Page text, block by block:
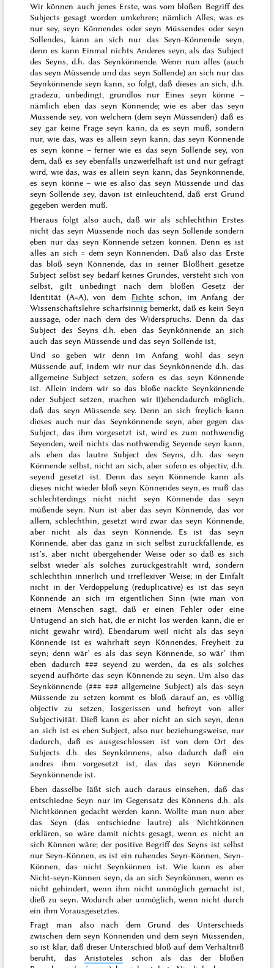
Wir können auch jenes Erste, was vom bloßen Begriff des
Subjects gesagt worden umkehren; nämlich Alles, was es
nur sey, seyn Könnendes oder seyn Müssendes oder seyn
Sollendes, kann an sich nur das Seyn-Könnende seyn,
denn es kann Einmal nichts Anderes seyn, als das Subject
des Seyns, d.h. das Seynkönnende. Wenn nun alles (auch
das seyn Müssende und das seyn Sollende) an sich nur das
Seynkönnende seyn kann, so folgt, daß dieses an sich, d.h.
gradezu, unbedingt, grundlos nur Eines seyn könne –
nämlich eben das seyn Könnende; wie es aber das seyn
Müssende sey, von welchem (dem seyn Müssenden) daß es
sey gar keine Frage seyn kann, da es seyn muß, sondern
nur, wie das, was es allein seyn kann, das seyn Könnende
es seyn könne – ferner wie es das seyn Sollende sey, von
dem, daß es sey ebenfalls unzweifelhaft ist und nur gefragt
wird, wie das, was es allein seyn kann, das Seynkönnende,
es seyn könne – wie es also das seyn Müssende und das
seyn Sollende sey, davon ist einleuchtend, daß erst Grund
gegeben werden muß.
Hieraus folgt also auch, daß wir als schlechthin Erstes
nicht das seyn Müssende noch das seyn Sollende sondern
eben nur das seyn Könnendesetzen können. Denn es ist
alles an sich = dem seyn Könnenden. Daß also das Erste
das bloß seyn Könnende, das in seiner Bloßheit gesetze
Subject selbst sey bedarf keines Grundes, versteht sich von
selbst, gilt unbedingt nach dem bloßen Gesetz der
Identität (A=A), von dem Fichteschon, im Anfang der
Wissenschaftslehre scharfsinnig bemerkt, daßes kein Seyn
aussage, oder nach dem des Widerspruchs. Denn da das
Subject des Seyns d.h. eben das Seynkönnendean sich
auch das seyn Müssende und das seyn Sollende ist,
Und so geben wir denn im Anfang wohl das seyn
Müssende auf, indem wir nur das Seynkönnende d.h. das
allgemeine Subject setzen, sofern es das seyn Könnende
ist. Allein indem wir so das bloße nackte Seynkönnende
oder Subject setzen, machen wir II)ebendadurch möglich,
daß das seyn Müssende sey. Denn an sich freylich kann
dieses auch nur das Seynkönnende seyn, aber gegen das
Subject, das ihm vorgesetzt ist, wird es zum nothwendig
Seyenden, weil nichts das nothwendig Seyende seyn kann,
als eben das lautre Subject des Seyns, d.h. das seyn
Könnende selbst, nicht an sich, aber sofern es objectiv, d.h.
seyend gesetzt ist. Denn das seyn Könnende kann als
dieses nicht wieder bloß seyn Könnendes seyn, es muß das
schlechterdings nicht nicht seyn Könnende das seyn
müßende seyn. Nun ist aber das seyn Könnende, das vor
allem, schlechthin, gesetzt wird zwar das seyn Könnende,
aber nicht als das seyn Könnende. Es ist das seyn
Könnende, aber das ganz in sich selbst zurückfallende, es
ist’s, aber nicht übergehender Weise oder so daß es sich
selbst wieder als solches zurückgestrahlt wird, sondern
schlechthin innerlich und irreflexiver Weise; in der Einfalt
nicht in der Verdoppelung (reduplicative) es ist das seyn
Könnende an sich im eigentlichen Sinn (wie man von
einem Menschen sagt, daß er einen Fehler oder eine
Untugend an sich hat, die er nicht los werden kann, die er
nicht gewahr wird). Ebendarum weil nicht als das seyn
Könnende ist es wahrhaft seyn Könnendes, Freyheit zu
seyn; denn wär’ esals das seyn Könnende, so wär’ ihm
eben dadurch### seyend zu werden, da es als solches
seyend aufhörte das seyn Könnende zu seyn. Um also das
Seynkönnende (### ###allgemeine Subject) als das seyn
Müssende zu setzen kommt es bloß darauf an, es völlig
objectiv zu setzen, losgerissen und befreyt von aller
Subjectivität. Dieß kann es aber nicht an sich seyn, denn
an sich ist es eben Subject, also nur beziehungsweise, nur
dadurch, daß es ausgeschlossen ist von dem Ort des
Subjects d.h. des Seynkönnens, also dadurch daß ein
andres ihm vorgesetzt ist, das das seyn Könnende
Seynkönnende ist.
Eben dasselbe läßt sich auch daraus einsehen, daß das
entschiedne Seyn nur im Gegensatz des Könnens d.h. als
Nichtkönnen gedacht werden kann. Wollte man nun aber
das Seyn (das entschiedne lautre) als Nichtkönnen
erklären, so wäre damit nichts gesagt, wenn es nicht an
sich Können wäre; der positive Begriff des Seyns ist selbst
nur Seyn-Können, es ist ein ruhendes Seyn-Können, Seyn-
Können, das nicht Seynkönnen ist. Wie kann es aber
Nicht-seyn-Können seyn, da an sich Seynkönnen, wenn es
nicht gehindert, wenn ihm nicht unmöglich gemacht ist,
dieß zu seyn. Wodurch aber unmöglich, wenn nicht durch
ein ihm Vorausgesetztes.
Fragt man also nach dem Grund des Unterschieds
zwischen dem seyn Könnenden und dem seyn Müssenden,
so ist klar, daß dieser Unterschied bloß auf dem Verhältniß
beruht, dasAristoteles schon als das der bloßen